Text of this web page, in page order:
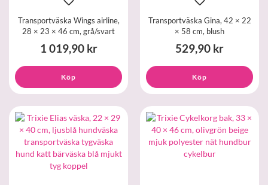
Transportväska Wings airline,
28 × 23 × 46 cm, grå/svart
1 019,90 kr
Köp
Transportväska Gina, 42 × 22
× 58 cm, blush
529,90 kr
Köp